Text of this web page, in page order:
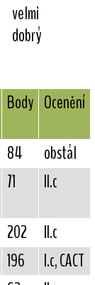
velmi
dobrý
Body Ocenění
84
obstál
71 II.c
202
II.c
196
I.c, CACT